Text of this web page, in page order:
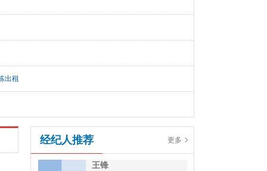
出租
经纪人推荐 更多
王锋